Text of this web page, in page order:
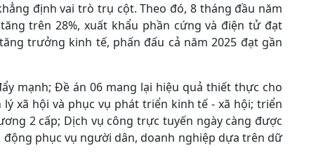
định vai trò trụ cột. Theo đó, 8 tháng đầu năm
trên 28%, xuất khẩu phần cứng và điện tử đạt
trưởng kinh tế, phấn đấu cả năm 2025 đạt gần
mạnh; Đề án 06 mang lại hiệu quả thiết thực cho
xã hội và phục vụ phát triển kinh tế - xã hội; triển
2 cấp; Dịch vụ công trực tuyến ngày càng được
phục vụ người dân, doanh nghiệp dựa trên dữ